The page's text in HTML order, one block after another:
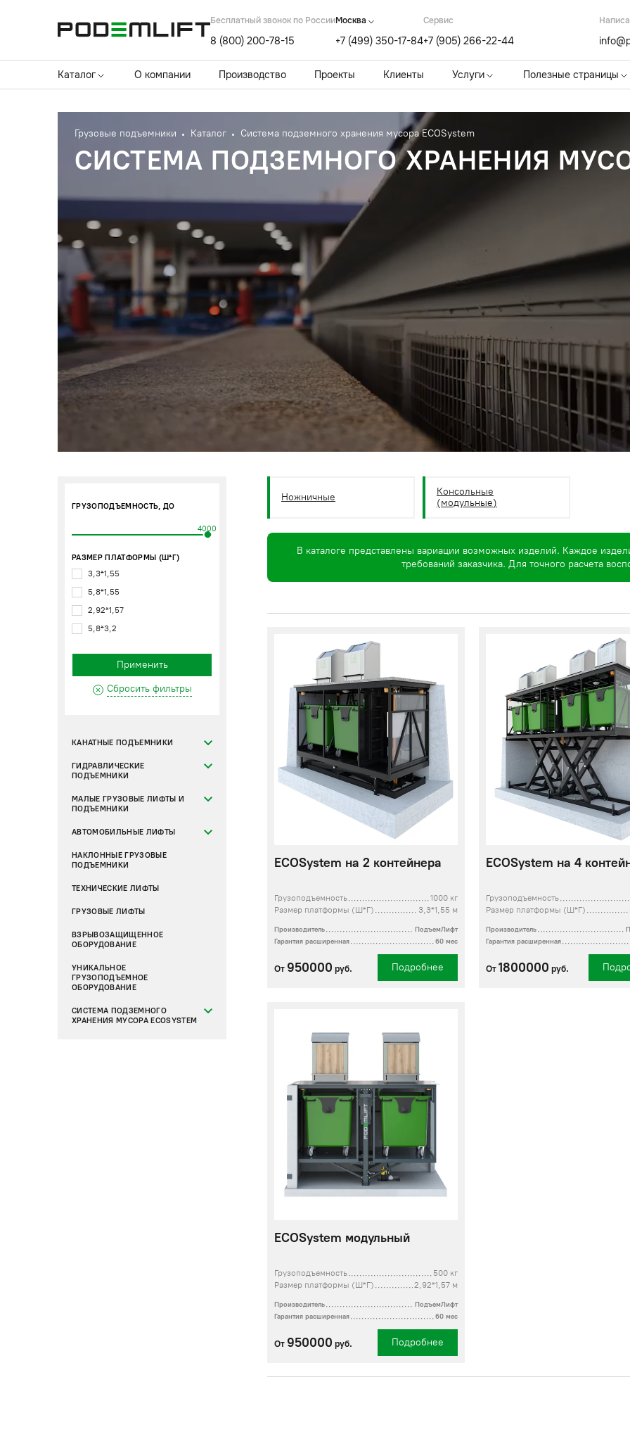
Бесплатный звонок по России
8 (800) 200-78-15
Москва
+7 (499) 350-17-84
Cервис
+7 (905) 266-22-44
Каталог О компании Производство Проекты Клиенты Услуги Полезные страницы
Грузовые подъемники Каталог Система подземного хранения мусора ECOSystem
СИСТЕМА ПОДЗЕМНОГО ХРАНЕНИЯ
ГРУЗОПОДЪЕМНОСТЬ, ДО
4000
РАЗМЕР ПЛАТФОРМЫ (Ш*Г)
3,3*1,55
5,8*1,55
2,92*1,57
5,8*3,2
Применить
Сбросить фильтры
КАНАТНЫЕ ПОДЪЕМНИКИ
ГИДРАВЛИЧЕСКИЕ
ПОДЪЕМНИКИ
МАЛЫЕ ГРУЗОВЫЕ ЛИФТЫ И
ПОДЪЕМНИКИ
АВТОМОБИЛЬНЫЕ ЛИФТЫ
НАКЛОННЫЕ ГРУЗОВЫЕ
ПОДЪЕМНИКИ
ТЕХНИЧЕСКИЕ ЛИФТЫ
ГРУЗОВЫЕ ЛИФТЫ
ВЗРЫВОЗАЩИЩЕННОЕ
ОБОРУДОВАНИЕ
УНИКАЛЬНОЕ
ГРУЗОПОДЪЕМНОЕ
ОБОРУДОВАНИЕ
СИСТЕМА ПОДЗЕМНОГО
ХРАНЕНИЯ МУСОРА ECOSYSTEM
Ножничные
Консольные
(модульные)
В каталоге представлены вариации возможных изделий. Каждое
требований заказчика. Для точного расчета
ECOSystem на 2 контейнера
Грузоподъемность
1000 кг
Размер платформы (Ш*Г)
3,3*1,55 м
Производитель
ПодъемЛифт
Гарантия расширенная
60 мес
От 950000 руб. Подробнее
ECOSystem на 4
Грузоподъемность
Размер платформы (Ш*Г)
Производитель
Гарантия расширенная
От 1800000 руб.
ECOSystem модульный
Грузоподъемность
500 кг
Размер платформы (Ш*Г)
2,92*1,57 м
Производитель
ПодъемЛифт
Гарантия расширенная
60 мес
От 950000 руб. Подробнее